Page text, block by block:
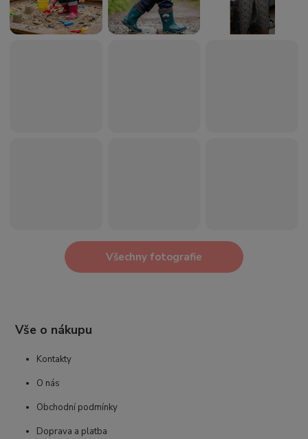
Všechny fotografie
Vše o nákupu
Kontakty
O nás
Obchodní podmínky
Doprava a platba